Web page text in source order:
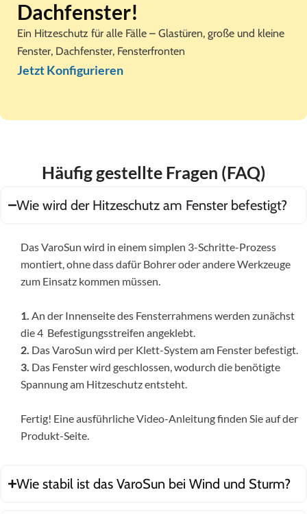
Dachfenster!
Ein Hitzeschutz für alle Fälle – Glastüren, große und kleine
Fenster, Dachfenster, Fensterfronten
Jetzt Konfigurieren
Häufig gestellte Fragen (FAQ)
Wie wird der Hitzeschutz am Fenster befestigt?
Das VaroSun wird in einem simplen 3-Schritte-Prozess
montiert, ohne dass dafür Bohrer oder andere Werkzeuge
zum Einsatz kommen müssen.
1. An der Innenseite des Fensterrahmens werden zunächst
die 4 Befestigungsstreifen angeklebt.
2. Das VaroSun wird per Klett-System am Fenster befestigt.
3. Das Fenster wird geschlossen, wodurch die benötigte
Spannung am Hitzeschutz entsteht.
Fertig! Eine ausführliche Video-Anleitung finden Sie auf der
Produkt-Seite.
Wie stabil ist das VaroSun bei Wind und Sturm?